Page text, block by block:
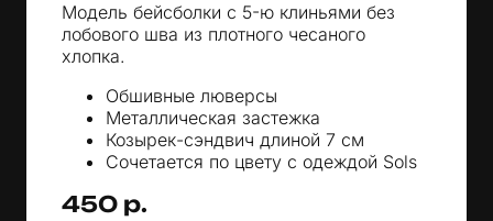
Модель бейсболки с 5-ю клиньями без
лобового шва из плотного чесаного
хлопка.
Обшивные люверсы
Металлическая застежка
Козырек-сэндвич длиной 7 см
Сочетается по цвету с одеждой Sols
450 р.